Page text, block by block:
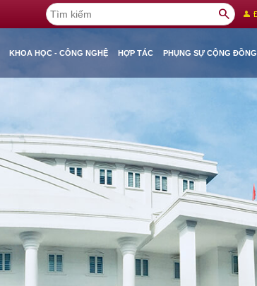
search person
KHOA HỌC - CÔNG NGHỆ HỢP TÁC PHỤNG SỰ CỘNG ĐỒNG